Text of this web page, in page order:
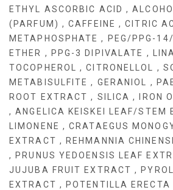
ETHYL ASCORBIC ACID ,
(PARFUM) , CAFFEINE , CITRIC
METAPHOSPHATE , PEG/PPG-14/
ETHER , PPG-3 DIPIVALATE ,
TOCOPHEROL , CITRONELLOL ,
METABISULFITE , GERANIOL ,
ROOT EXTRACT , SILICA , IRON
, ANGELICA KEISKEI LEAF/STEM
LIMONENE , CRATAEGUS
EXTRACT , REHMANNIA
, PRUNUS YEDOENSIS LEAF
JUJUBA FRUIT EXTRACT ,
EXTRACT , POTENTILLA